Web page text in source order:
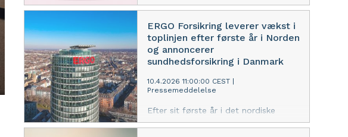
sløret for, at de inden længe ville
sundhedsforsikringer. Hidtil har de i
over 100 år gennem Europæiske ERV
hjulpet danskerne på deres rejser,
men fra nu af udvides trygheden til
også at gælde sundhed, når ERGO
Forsikring nu tilbyder
sundhedsforsikringer for
ERGO Forsikring leverer vækst i
toplinjen efter første år i Norden
og annoncerer
sundhedsforsikring i Danmark
10.4.2026 11:00:00 CEST
Pressemeddelelse
Efter sit første år i det nordiske
marked fortsætter ERGO Forsikring